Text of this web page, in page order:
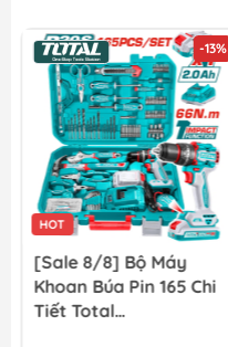
-13%
HOT
[Sale 8/8] Bộ Máy
Khoan Búa Pin 165 Chi
Tiết Total